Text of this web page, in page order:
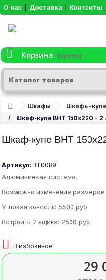
О нас Доставка Контакты
Корзина
(пусто)
Каталог товаров
Шкафы
Шкафы-купе
Шкаф-купе ВНТ 150х220 -
Шкаф-купе ВНТ
Артикул: ВТ0089
Алюминиевая система.
Возможно изменение размеров
Угловая консоль: 5500 руб.
Встроить 2 ящика: 2500 руб.
В избранное
29